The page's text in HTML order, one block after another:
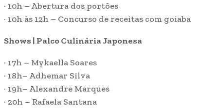
· 10h – Abertura dos portões
· 10h às 12h – Concurso de receitas com goiaba
Shows | Palco Culinária Japonesa
· 17h – Mykaella Soares
· 18h– Adhemar Silva
· 19h– Alexandre Marques
· 20h – Rafaela Santana